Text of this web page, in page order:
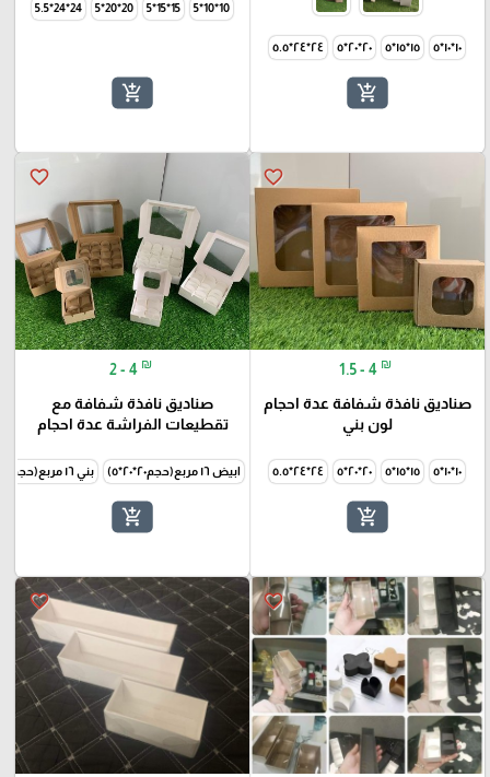
١٠*١٠*٥ ١٥*١٥*٥ ٢٠*٢٠*٥ ٢٤*٢٤*٥.٥
add_shopping_cart
10*10*5
15*15*5
20*20*5
24*24*5.5
add_shopping_cart
favorite_border
1.5 - 4 ₪
صناديق نافذة شفافة عدة احجام
لون بني
١٠*١٠*٥ ١٥*١٥*٥ ٢٠*٢٠*٥ ٢٤*٢٤*٥.٥
add_shopping_cart
favorite_border
2 - 4 ₪
صناديق نافذة شفافة مع
تقطيعات الفراشة عدة احجام
ابيض ١٦ مربع(حجم٢٠*٢٠*٥) بني ١٦ مربع(حجم٢٠*٢٠*٥)
add_shopping_cart
favorite_border
favorite_border